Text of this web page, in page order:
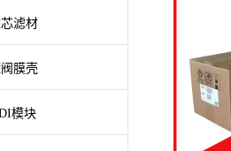
滤材
膜壳
模块